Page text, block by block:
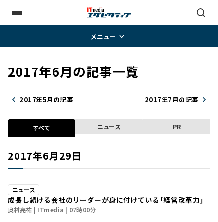
メニュー
2017年6月の記事一覧
2017年5月の記事 2017年7月の記事
すべて ニュース PR
2017年6月29日
ニュース
成長し続ける会社のリーダーが身に付けている「経営改革力」
奥村亮祐 ITmedia 07時00分